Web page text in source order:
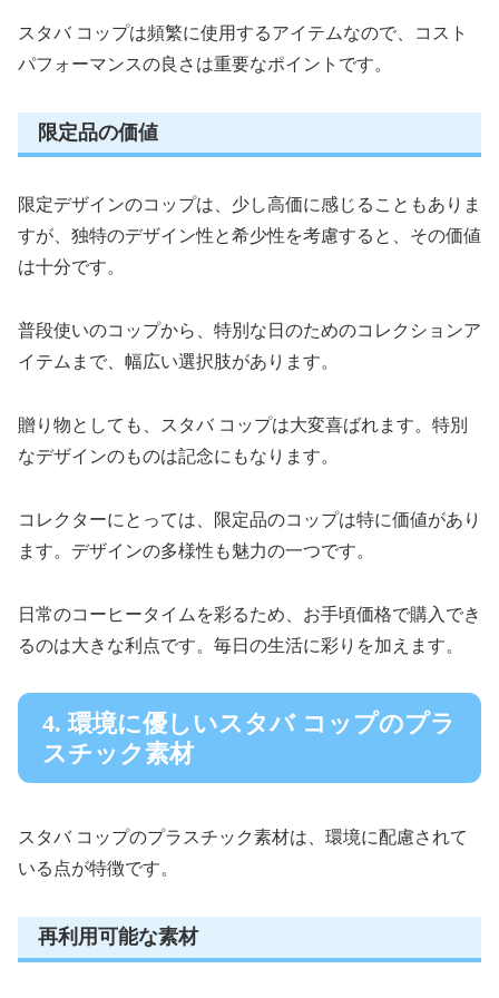
スタバ コップは頻繁に使用するアイテムなので、コスト
パフォーマンスの良さは重要なポイントです。
限定品の価値
限定デザインのコップは、少し高価に感じることもありま
すが、独特のデザイン性と希少性を考慮すると、その価値
は十分です。
普段使いのコップから、特別な日のためのコレクションア
イテムまで、幅広い選択肢があります。
贈り物としても、スタバ コップは大変喜ばれます。特別
なデザインのものは記念にもなります。
コレクターにとっては、限定品のコップは特に価値があり
ます。デザインの多様性も魅力の一つです。
日常のコーヒータイムを彩るため、お手頃価格で購入でき
るのは大きな利点です。毎日の生活に彩りを加えます。
4. 環境に優しいスタバ コップのプラ
スチック素材
スタバ コップのプラスチック素材は、環境に配慮されて
いる点が特徴です。
再利用可能な素材